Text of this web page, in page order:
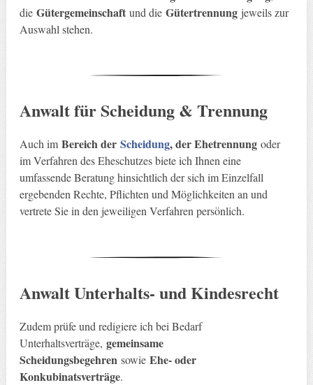
die Gütergemeinschaftund die Gütertrennung jeweils zur
Auswahl stehen.
Anwalt für Scheidung & Trennung
Auch im Bereich der Scheidung, der Ehetrennungoder
im Verfahren des Eheschutzes biete ich Ihnen eine
umfassende Beratung hinsichtlich der sich im Einzelfall
ergebenden Rechte, Pflichten und Möglichkeiten an und
vertrete Sie in den jeweiligen Verfahren persönlich.
Anwalt Unterhalts- und Kindesrecht
Zudem prüfe und redigiere ich bei Bedarf
Unterhaltsverträge, gemeinsame
Scheidungsbegehren sowie Ehe- oder
Konkubinatsverträge.